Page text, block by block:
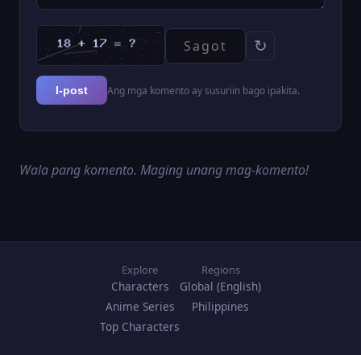
↻
I-post Ang mga komento ay susuriin bago ipakita.
Wala pang komento. Maging unang mag-komento!
Explore
Characters
Anime Series
Top Characters
Regions
Global (English)
Philippines